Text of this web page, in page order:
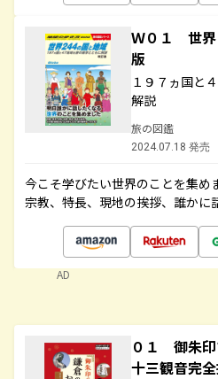
Ｗ０１ 世
版
１９７ヵ国と
解説
旅の図鑑
2024.07.18 発売
今こそ学びたい世界のことを集め
宗教、特長、現地の挨拶、誰かに
AD
０１ 御朱
十三観音完